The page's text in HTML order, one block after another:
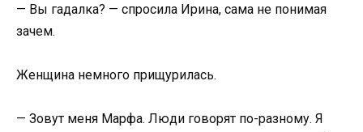
— Вы гадалка? — спросила Ирина, сама не понимая
зачем.
Женщина немного прищурилась.
— Зовут меня Марфа. Люди говорят по-разному. Я